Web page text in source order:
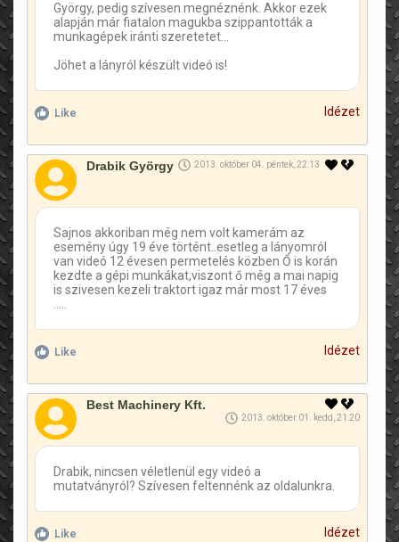
György, pedig szívesen megnéznénk. Akkor ezek
alapján már fiatalon magukba szippantották a
munkagépek iránti szeretetet...
Jöhet a lányról készült videó is!
Like Idézet
Drabik György 2013. október 04. péntek, 22:13
Sajnos akkoriban még nem volt kamerám az
esemény úgy 19 éve történt..esetleg a lányomról
van videó 12 évesen permetelés közben Ő is korán
kezdte a gépi munkákat,viszont ő még a mai napig
is szivesen kezeli traktort igaz már most 17 éves
Like Idézet
Best Machinery Kft.
2013. október 01. kedd, 21:20
Drabik, nincsen véletlenül egy videó a
mutatványról? Szívesen feltennénk az oldalunkra.
Like Idézet